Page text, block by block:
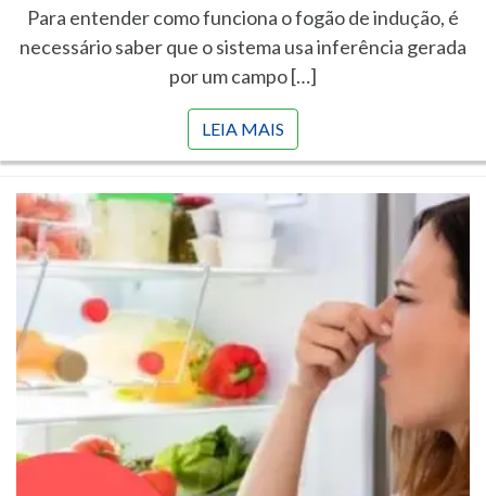
Para entender como funciona o fogão de indução, é
necessário saber que o sistema usa inferência gerada
por um campo […]
LEIA MAIS